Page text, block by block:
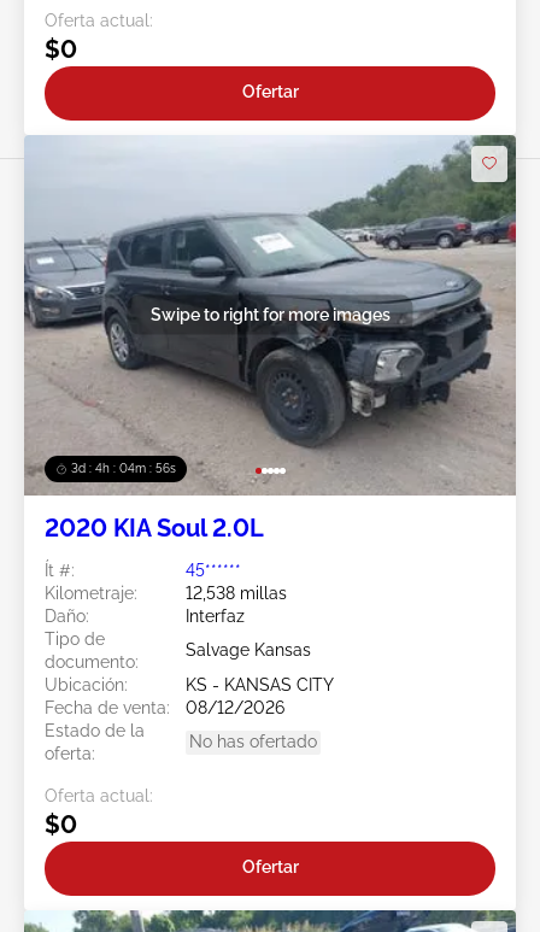
Oferta actual:
$0
Ofertar
3d : 4h : 04m : 53s
Swipe to right for more images
2020 KIA Soul 2.0L
Ít #:
45******
Kilometraje:
12,538 millas
Daño:
Interfaz
Tipo de
documento:
Salvage Kansas
Ubicación:
KS - KANSAS CITY
Fecha de venta:
08/12/2026
Estado de la
oferta:
No has ofertado
Oferta actual:
$0
Ofertar